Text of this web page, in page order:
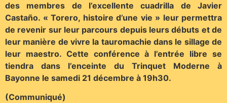
des membres de l’excellente cuadrilla de Javier
Castaño. « Torero, histoire d’une vie » leur permettra
de revenir sur leur parcours depuis leurs débuts et de
leur manière de vivre la tauromachie dans le sillage de
leur maestro. Cette conférence à l’entrée libre se
tiendra dans l’enceinte du Trinquet Moderne à
Bayonne le samedi 21 décembre à 19h30.
(Communiqué)